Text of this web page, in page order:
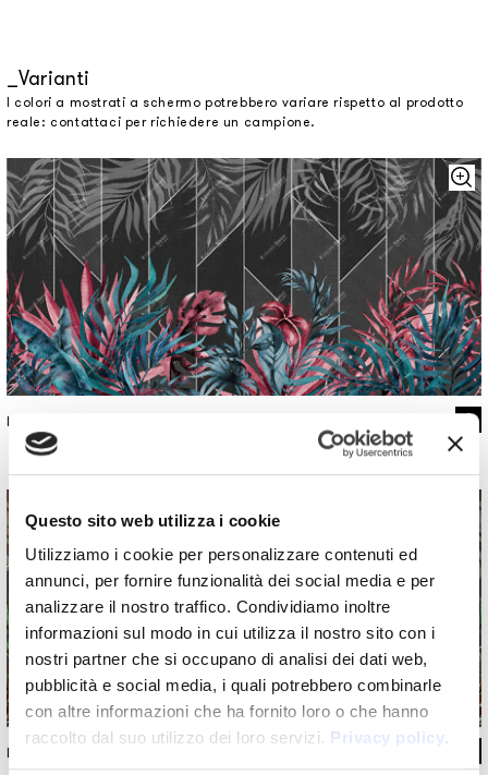
Questo sito web utilizza i cookie
Utilizziamo i cookie per personalizzare contenuti ed
annunci, per fornire funzionalità dei social media e per
analizzare il nostro traffico. Condividiamo inoltre
informazioni sul modo in cui utilizza il nostro sito con i
nostri partner che si occupano di analisi dei dati web,
pubblicità e social media, i quali potrebbero combinarle
con altre informazioni che ha fornito loro o che hanno
raccolto dal suo utilizzo dei loro servizi. Privacy policy.
Varianti
I colori a mostrati a schermo potrebbero variare rispetto al prodotto
reale: contattaci per richiedere un campione.
INKICHN2001
INKICHN2002